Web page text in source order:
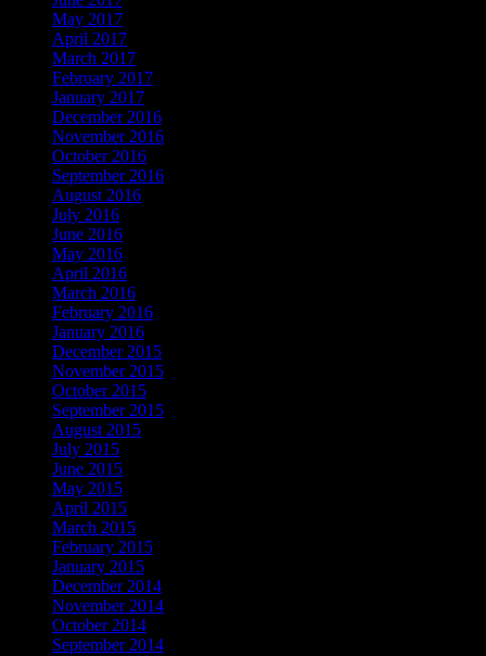
May 2017
April 2017
March 2017
February 2017
January 2017
December 2016
November 2016
October 2016
September 2016
August 2016
July 2016
June 2016
May 2016
April 2016
March 2016
February 2016
January 2016
December 2015
November 2015
October 2015
September 2015
August 2015
July 2015
June 2015
May 2015
April 2015
March 2015
February 2015
January 2015
December 2014
November 2014
October 2014
September 2014